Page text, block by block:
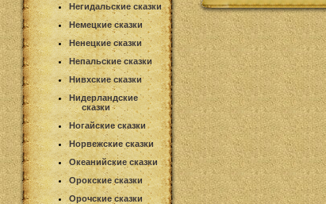
Негидальские сказки
Немецкие сказки
Ненецкие сказки
Непальские сказки
Нивхские сказки
Нидерландские
сказки
Ногайские сказки
Норвежские сказки
Океанийские сказки
Орокские сказки
Орочские сказки